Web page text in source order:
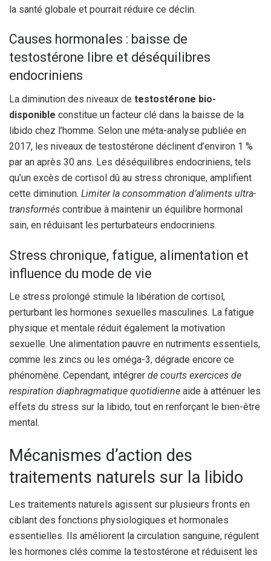
la santé globale et pourrait réduire ce déclin.
Causes hormonales : baisse de
testostérone libre et déséquilibres
endocriniens
La diminution des niveaux de testostérone bio-
disponible constitue un facteur clé dans la baisse de la
libido chez l’homme. Selon une méta-analyse publiée en
2017, les niveaux de testostérone déclinent d’environ 1 %
par an après 30 ans. Les déséquilibres endocriniens, tels
qu’un excès de cortisol dû au stress chronique, amplifient
cette diminution. Limiter la consommation d’aliments ultra-
transformés contribue à maintenir un équilibre hormonal
sain, en réduisant les perturbateurs endocriniens.
Stress chronique, fatigue, alimentation et
influence du mode de vie
Le stress prolongé stimule la libération de cortisol,
perturbant les hormones sexuelles masculines. La fatigue
physique et mentale réduit également la motivation
sexuelle. Une alimentation pauvre en nutriments essentiels,
comme les zincs ou les oméga-3, dégrade encore ce
phénomène. Cependant, intégrer de courts exercices de
respiration diaphragmatique quotidienne aide à atténuer les
effets du stress sur la libido, tout en renforçant le bien-être
mental.
Mécanismes d’action des
traitements naturels sur la libido
Les traitements naturels agissent sur plusieurs fronts en
ciblant des fonctions physiologiques et hormonales
essentielles. Ils améliorent la circulation sanguine, régulent
les hormones clés comme la testostérone et réduisent les